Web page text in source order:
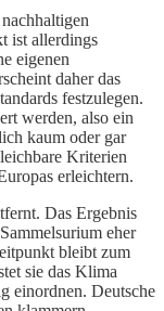
ist allerdings
eigenen
daher das
festzulegen.
werden, also ein
kaum oder gar
Kriterien
erleichtern.
Das Ergebnis
eher
bleibt zum
sie das Klima
einordnen. Deutsche